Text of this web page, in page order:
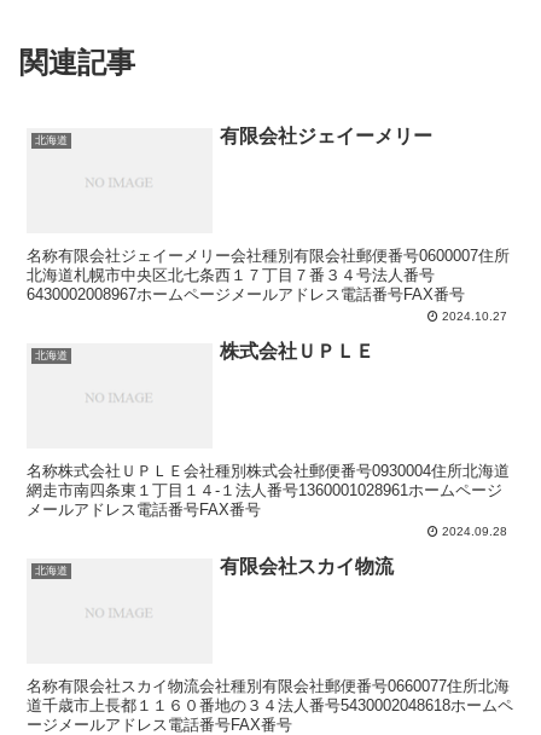
関連記事
北海道 有限会社ジェイーメリー
名称有限会社ジェイーメリー会社種別有限会社郵便番号0600007住所
北海道札幌市中央区北七条西１７丁目７番３４号法人番号
6430002008967ホームページメールアドレス電話番号FAX番号
2024.10.27
北海道 株式会社ＵＰＬＥ
名称株式会社ＵＰＬＥ会社種別株式会社郵便番号0930004住所北海道
網走市南四条東１丁目１４‐１法人番号1360001028961ホームページ
メールアドレス電話番号FAX番号
2024.09.28
北海道 有限会社スカイ物流
名称有限会社スカイ物流会社種別有限会社郵便番号0660077住所北海
道千歳市上長都１１６０番地の３４法人番号5430002048618ホームペ
ージメールアドレス電話番号FAX番号